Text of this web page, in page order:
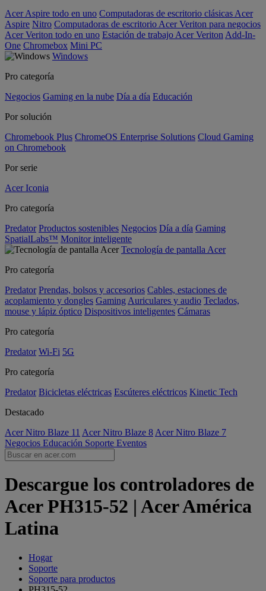
Acer Aspire todo en uno Computadoras de escritorio clásicas Acer
Aspire Nitro Computadoras de escritorio Acer Veriton para negocios
Acer Veriton todo en uno Estación de trabajo Acer Veriton Add-In-
One Chromebox Mini PC
Windows
Pro categoría
Negocios Gaming en la nube Día a día Educación
Por solución
Chromebook Plus ChromeOS Enterprise Solutions Cloud Gaming
on Chromebook
Por serie
Acer Iconia
Pro categoría
Predator Productos sostenibles Negocios Día a día Gaming
SpatialLabs™ Monitor inteligente
Tecnología de pantalla Acer
Pro categoría
Predator Prendas, bolsos y accesorios Cables, estaciones de
acoplamiento y dongles Gaming Auriculares y audio Teclados,
mouse y lápiz óptico Dispositivos inteligentes Cámaras
Pro categoría
Predator Wi-Fi 5G
Pro categoría
Predator Bicicletas eléctricas Escúteres eléctricos Kinetic Tech
Destacado
Acer Nitro Blaze 11 Acer Nitro Blaze 8 Acer Nitro Blaze 7
Negocios Educación Soporte Eventos
Descargue los controladores de
Acer PH315-52 | Acer América
Latina
Hogar
Soporte
Soporte para productos